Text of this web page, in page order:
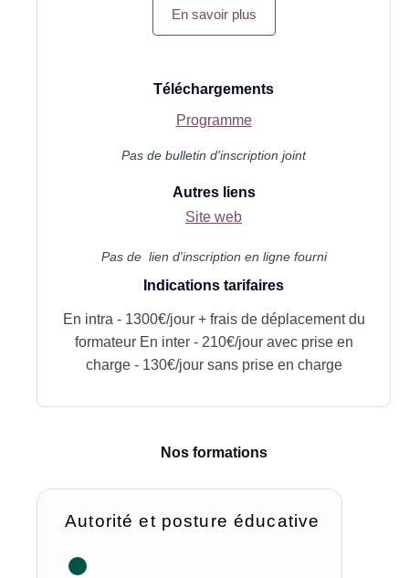
En savoir plus
Téléchargements
Programme
Pas de bulletin d'inscription joint
Autres liens
Site web
Pas de lien d'inscription en ligne fourni
Indications tarifaires
En intra - 1300€/jour + frais de déplacement du
formateur En inter - 210€/jour avec prise en
charge - 130€/jour sans prise en charge
Nos formations
Autorité et posture éducative